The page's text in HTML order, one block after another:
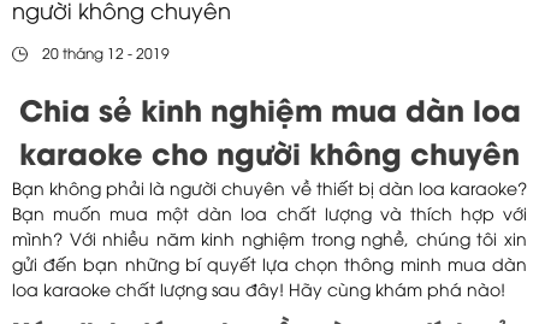
người không chuyên
20 tháng 12 - 2019
Chia sẻ kinh nghiệm mua dàn loa
karaoke cho người không chuyên
Bạn không phải là người chuyên về thiết bị dàn loa karaoke?
Bạn muốn mua một dàn loa chất lượng và thích hợp với
mình? Với nhiều năm kinh nghiệm trong nghề, chúng tôi xin
gửi đến bạn những bí quyết lựa chọn thông minh mua dàn
loa karaoke chất lượng sau đây! Hãy cùng khám phá nào!